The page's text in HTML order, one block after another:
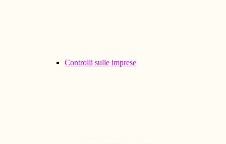
Controlli sulle imprese